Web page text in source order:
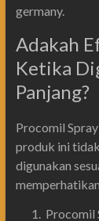
germany.
Adakah
Ketika
Panjang?
Procomil
produk ini
digunakan
Procomil